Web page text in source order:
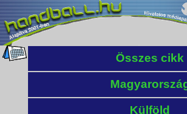
Összes cikk
Külföld